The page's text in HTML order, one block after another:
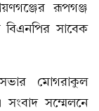
রূপগঞ্জ
সাবেক
মোগরাকুল
সম্মেলনে